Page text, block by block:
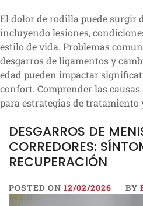
El dolor de rodilla puede surgir
incluyendo lesiones,
estilo de vida. Problemas
desgarros de ligamentos y
edad pueden impactar
confort. Comprender las causas
para estrategias de tratamiento
DESGARROS DE
CORREDORES:
RECUPERACIÓN
POSTED ON 12/02/2026 BY